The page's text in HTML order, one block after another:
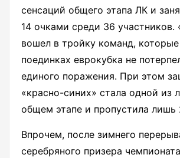
сенсаций общего этапа ЛК и
14 очками среди 36 участников.
вошел в тройку команд,
поединках еврокубка не
единого поражения. При этом
«красно-синих» стала одной из
общем этапе и пропустила лишь
Впрочем, после зимнего
серебряного призера